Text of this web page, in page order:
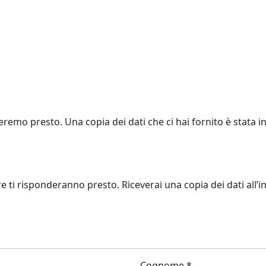
presto. Una copia dei dati che ci hai fornito è stata
risponderanno presto. Riceverai una copia dei dati